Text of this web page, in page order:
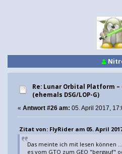
Re: Lunar Orbital Platform –
(ehemals DSG/LOP-G)
« Antwort #26 am: 05. April 2017,
Zitat von: FlyRider am 05. April
Das meinte ich mit lesen können
es vom GTO zum GEO "bergauf"